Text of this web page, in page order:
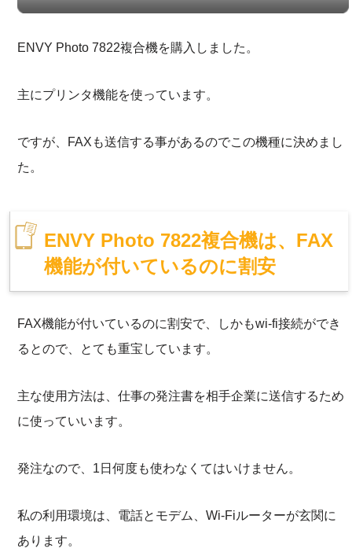
ENVY Photo 7822複合機を購入しました。
主にプリンタ機能を使っています。
ですが、FAXも送信する事があるのでこの機種に決めまし
た。
ENVY Photo 7822複合機は、FAX
機能が付いているのに割安
FAX機能が付いているのに割安で、しかもwi-fi接続ができ
るとので、とても重宝しています。
主な使用方法は、仕事の発注書を相手企業に送信するため
に使っていいます。
発注なので、1日何度も使わなくてはいけません。
私の利用環境は、電話とモデム、Wi-Fiルーターが玄関に
あります。